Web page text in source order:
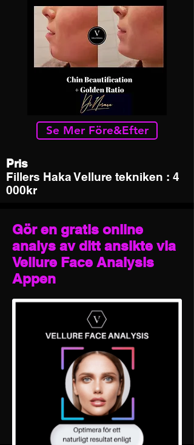
Se Mer Före&Efter
Pris
Fillers Haka Vellure tekniken : 4
000kr
Gör en gratis online
analys av ditt ansikte via
Vellure Face Analysis
Appen